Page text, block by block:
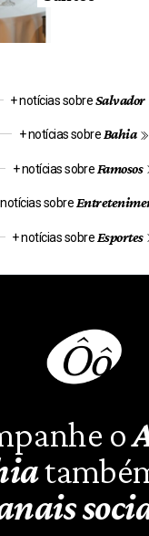
+ notícias sobreSalvador
+ notícias sobre Bahia
+ notícias sobre Famosos
sobre
+ notícias sobre Esportes
o